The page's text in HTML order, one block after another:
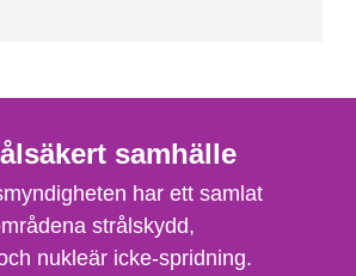
samhälle
har ett samlat
strålskydd,
nukleär icke-spridning.